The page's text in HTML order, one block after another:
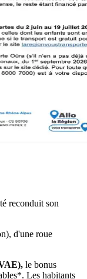
reconduit son
d'une roue
le bonus
Les habitants